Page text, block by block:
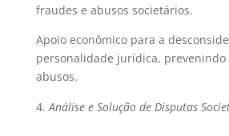
fraudes e abusos societários.
Apoio econômico para a
personalidade jurídica, prevenindo
abusos.
Análise e Solução de Disputas